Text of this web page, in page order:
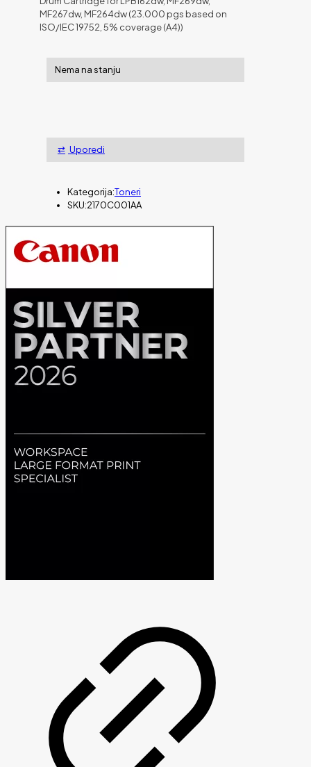
MF267dw, MF264dw (23.000 pgs based on
ISO/IEC 19752, 5% coverage (A4))
Nema na stanju
Uporedi
Kategorija:Toneri
SKU:2170C001AA